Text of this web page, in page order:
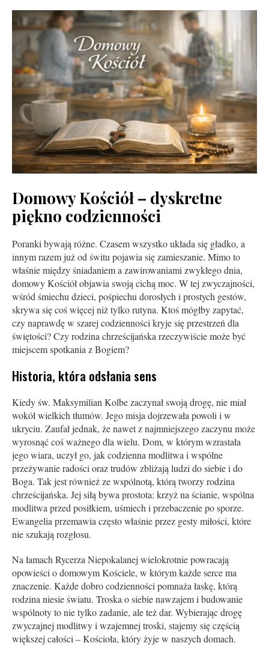
Domowy Kościół – dyskretne
piękno codzienności
Poranki bywają różne. Czasem wszystko układa się gładko, a
innym razem już od świtu pojawia się zamieszanie. Mimo to
właśnie między śniadaniem a zawirowaniami zwykłego dnia,
domowy Kościół objawia swoją cichą moc. W tej zwyczajności,
wśród śmiechu dzieci, pośpiechu dorosłych i prostych gestów,
skrywa się coś więcej niż tylko rutyna. Ktoś mógłby zapytać,
czy naprawdę w szarej codzienności kryje się przestrzeń dla
świętości? Czy rodzina chrześcijańska rzeczywiście może być
miejscem spotkania z Bogiem?
Historia, która odsłania sens
Kiedy św. Maksymilian Kolbe zaczynał swoją drogę, nie miał
wokół wielkich tłumów. Jego misja dojrzewała powoli i w
ukryciu. Zaufał jednak, że nawet z najmniejszego zaczynu może
wyrosnąć coś ważnego dla wielu. Dom, w którym wzrastała
jego wiara, uczył go, jak codzienna modlitwa i wspólne
przeżywanie radości oraz trudów zbliżają ludzi do siebie i do
Boga. Tak jest również ze wspólnotą, którą tworzy rodzina
chrześcijańska. Jej siłą bywa prostota: krzyż na ścianie, wspólna
modlitwa przed posiłkiem, uśmiech i przebaczenie po sporze.
Ewangelia przemawia często właśnie przez gesty miłości, które
nie szukają rozgłosu.
Na łamach Rycerza Niepokalanej wielokrotnie powracają
opowieści o domowym Kościele, w którym każde serce ma
znaczenie. Każde dobro codzienności pomnaża łaskę, którą
rodzina niesie światu. Troska o siebie nawzajem i budowanie
wspólnoty to nie tylko zadanie, ale też dar. Wybierając drogę
zwyczajnej modlitwy i wzajemnej troski, stajemy się częścią
większej całości – Kościoła, który żyje w naszych domach.